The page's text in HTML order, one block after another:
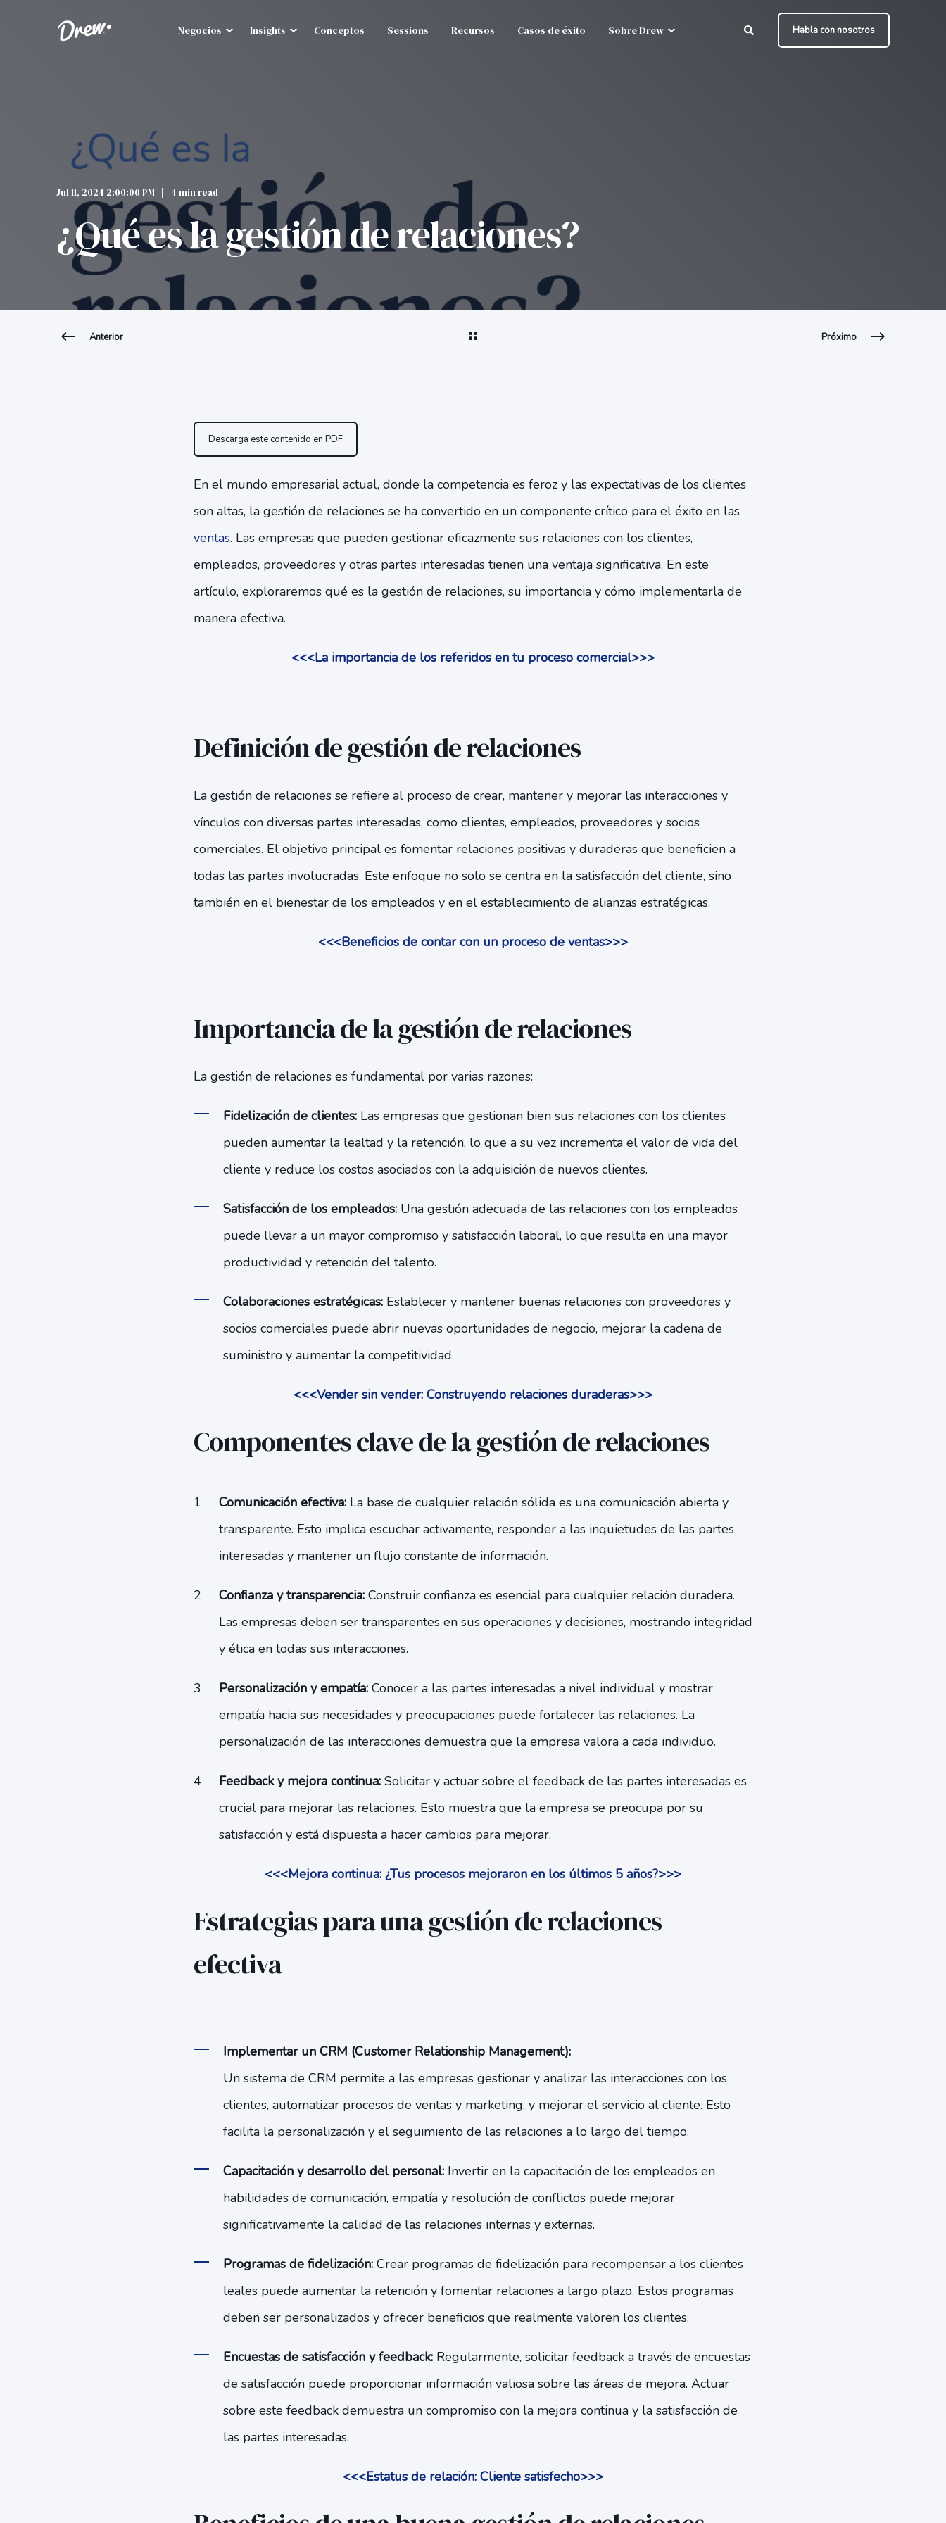
Negocios Insights Conceptos Sessions Recursos Casos de éxito Sobre Drew Habla con nosotros
Jul 11, 2024 2:00:00 PM 4 min read
¿Qué es la gestión de relaciones?
Anterior Próximo
Descarga este contenido en PDF
En el mundo empresarial actual, donde la competencia es feroz y las expectativas de los clientes
son altas, la gestión de relaciones se ha convertido en un componente crítico para el éxito en las
ventas. Las empresas que pueden gestionar eficazmente sus relaciones con los clientes,
empleados, proveedores y otras partes interesadas tienen una ventaja significativa. En este
artículo, exploraremos qué es la gestión de relaciones, su importancia y cómo implementarla de
manera efectiva.
<<<La importancia de los referidos en tu proceso comercial>>>
Definición de gestión de relaciones
La gestión de relaciones se refiere al proceso de crear, mantener y mejorar las interacciones y
vínculos con diversas partes interesadas, como clientes, empleados, proveedores y socios
comerciales. El objetivo principal es fomentar relaciones positivas y duraderas que beneficien a
todas las partes involucradas. Este enfoque no solo se centra en la satisfacción del cliente, sino
también en el bienestar de los empleados y en el establecimiento de alianzas estratégicas.
<<<Beneficios de contar con un proceso de ventas>>>
Importancia de la gestión de relaciones
La gestión de relaciones es fundamental por varias razones:
Fidelización de clientes:Las empresas que gestionan bien sus relaciones con los clientes
pueden aumentar la lealtad y la retención, lo que a su vez incrementa el valor de vida del
cliente y reduce los costos asociados con la adquisición de nuevos clientes.
Satisfacción de los empleados:Una gestión adecuada de las relaciones con los empleados
puede llevar a un mayor compromiso y satisfacción laboral, lo que resulta en una mayor
productividad y retención del talento.
Colaboraciones estratégicas:Establecer y mantener buenas relaciones con proveedores y
socios comerciales puede abrir nuevas oportunidades de negocio, mejorar la cadena de
suministro y aumentar la competitividad.
<<<Vender sin vender: Construyendo relaciones duraderas>>>
Componentes clave de la gestión de relaciones
Comunicación efectiva:La base de cualquier relación sólida es una comunicación abierta y
transparente. Esto implica escuchar activamente, responder a las inquietudes de las partes
interesadas y mantener un flujo constante de información.
Confianza y transparencia:Construir confianza es esencial para cualquier relación duradera.
Las empresas deben ser transparentes en sus operaciones y decisiones, mostrando integridad
y ética en todas sus interacciones.
Personalización y empatía:Conocer a las partes interesadas a nivel individual y mostrar
empatía hacia sus necesidades y preocupaciones puede fortalecer las relaciones. La
personalización de las interacciones demuestra que la empresa valora a cada individuo.
Feedback y mejora continua:Solicitar y actuar sobre el feedback de las partes interesadas es
crucial para mejorar las relaciones. Esto muestra que la empresa se preocupa por su
satisfacción y está dispuesta a hacer cambios para mejorar.
<<<Mejora continua: ¿Tus procesos mejoraron en los últimos 5 años?>>>
Estrategias para una gestión de relaciones
efectiva
Implementar un CRM (Customer Relationship Management):
Un sistema de CRM permite a las empresas gestionar y analizar las interacciones con los
clientes, automatizar procesos de ventas y marketing, y mejorar el servicio al cliente. Esto
facilita la personalización y el seguimiento de las relaciones a lo largo del tiempo.
Capacitación y desarrollo del personal:Invertir en la capacitación de los empleados en
habilidades de comunicación, empatía y resolución de conflictos puede mejorar
significativamente la calidad de las relaciones internas y externas.
Programas de fidelización:Crear programas de fidelización para recompensar a los clientes
leales puede aumentar la retención y fomentar relaciones a largo plazo. Estos programas
deben ser personalizados y ofrecer beneficios que realmente valoren los clientes.
Encuestas de satisfacción y feedback:Regularmente, solicitar feedback a través de encuestas
de satisfacción puede proporcionar información valiosa sobre las áreas de mejora. Actuar
sobre este feedback demuestra un compromiso con la mejora continua y la satisfacción de
las partes interesadas.
<<<Estatus de relación: Cliente satisfecho>>>